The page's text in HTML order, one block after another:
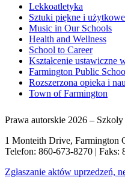
Lekkoatletyka
Sztuki piękne i użytkowe
Music in Our Schools
Health and Wellness
School to Career
Kształcenie ustawiczne
Farmington Public
Rozszerzona opieka i
Town of Farmington
Prawa autorskie 2026 –
1 Monteith Drive, Farmington
Telefon: 860-673-8270 | Faks:
Zgłaszanie aktów uprzedzeń,